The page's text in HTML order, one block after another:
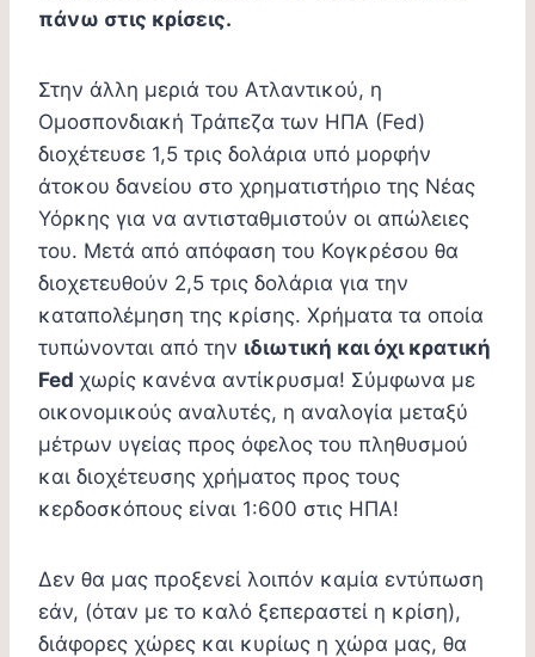
πάνω στις κρίσεις.
Στην άλλη μεριά του Ατλαντικού, η
Ομοσπονδιακή Τράπεζα των ΗΠΑ (Fed)
διοχέτευσε 1,5 τρις δολάρια υπό μορφήν
άτοκου δανείου στο χρηματιστήριο της Νέας
Υόρκης για να αντισταθμιστούν οι απώλειες
του. Μετά από απόφαση του Κογκρέσου θα
διοχετευθούν 2,5 τρις δολάρια για την
καταπολέμηση της κρίσης. Χρήματα τα οποία
τυπώνονται από την ιδιωτική και όχι κρατική
Fed χωρίς κανένα αντίκρυσμα! Σύμφωνα με
οικονομικούς αναλυτές, η αναλογία μεταξύ
μέτρων υγείας προς όφελος του πληθυσμού
και διοχέτευσης χρήματος προς τους
κερδοσκόπους είναι 1:600 στις ΗΠΑ!
Δεν θα μας προξενεί λοιπόν καμία εντύπωση
εάν, (όταν με το καλό ξεπεραστεί η κρίση),
διάφορες χώρες και κυρίως η χώρα μας, θα